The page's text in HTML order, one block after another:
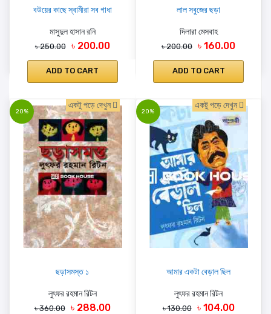
বউয়ের কাছে স্বামীরা সব গাধা
মাসুদুল হাসান রনি
৳ 250.00 ৳ 200.00
ADD TO CART
লাল সবুজের ছড়া
দিলারা মেসবাহ
৳ 200.00 ৳ 160.00
ADD TO CART
20%
একটু পড়ে দেখুন
ছড়াসমস্ত ১
লুৎফর রহমান রিটন
৳ 360.00 ৳ 288.00
20%
একটু পড়ে দেখুন
আমার একটা বেড়াল ছিল
লুৎফর রহমান রিটন
৳ 130.00 ৳ 104.00